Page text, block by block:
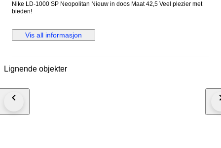
Nike LD-1000 SP Neopolitan Nieuw in doos Maat 42,5 Veel plezier met
bieden!
Vis all informasjon
Lignende objekter